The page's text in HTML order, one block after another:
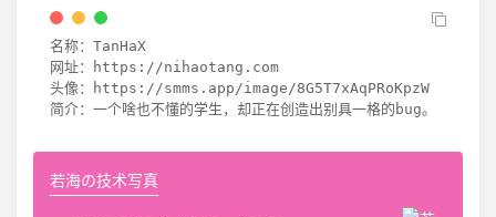
名称：TanHaX
网址：https://nihaotang.com
头像：https://smms.app/image/8G5T7xAqPRoKpzW
简介：一个啥也不懂的学生，却正在创造出别具一格的bug。
若海の技术写真